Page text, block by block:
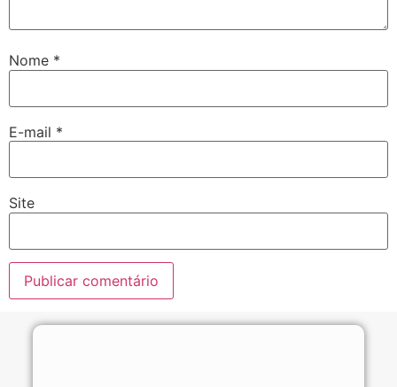
Nome *
E-mail *
Site